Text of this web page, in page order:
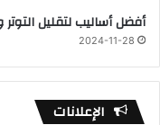
أفضل أساليب لتقليل
2024-11-28
الإعلانات